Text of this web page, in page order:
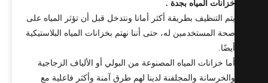
خزانات المياه بجدة .
يتم التنظيف بطريقة أكثر أمانا ونتدخل قبل أن تؤثر المياه على
صحة المستخدمين له، حتى أننا نهتم بخزانات المياه البلاستيكية
أما خزانات المياه المصنوعة من البولي أو الألياف الزجاجية
والخرسانة والمجلفنة لدينا لهم طرق آمنة وأكثر فاعلية مع